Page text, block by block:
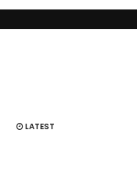
LATEST